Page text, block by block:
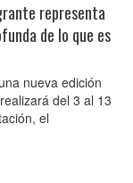
representa
de lo que es
nueva edición
del 3 al 13
el